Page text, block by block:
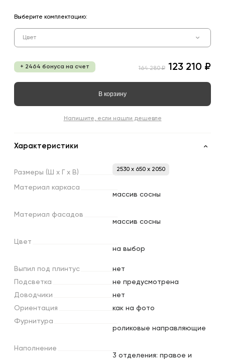
Выберите комплектацию:
Цвет
+ 2464 бонуса на счет 164 280 ₽ 123 210 ₽
В корзину
Напишите, если нашли дешевле
Характеристики
Размеры (Ш х х В) 2530 x 650 x 2050
Материал каркаса
массив сосны
Материал фасадов
массив сосны
Цвет
на выбор
Выпил под плинтус
нет
Подсветка
не предусмотрена
Доводчики
нет
Ориентация
как на фото
Фурнитура
роликовые направляющие
Наполнение
3 отделения: правое и